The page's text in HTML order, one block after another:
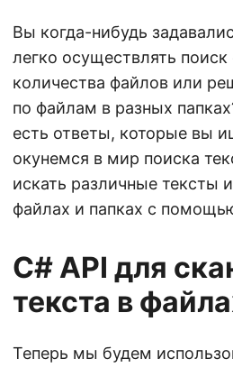
Вы когда-нибудь
легко осуществлять
количества файлов или
по файлам в разных
есть ответы, которые вы
окунемся в мир поиска
искать различные тексты
файлах и папках с
C# API для
текста в
Теперь мы будем